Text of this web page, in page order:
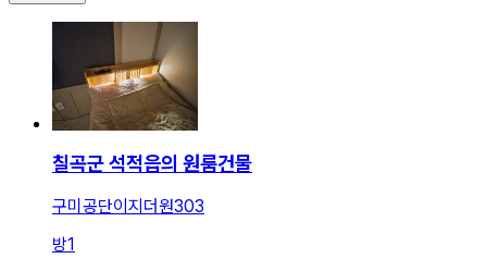
칠곡군 석적읍의 원룸건물
구미공단이지더원303
방1